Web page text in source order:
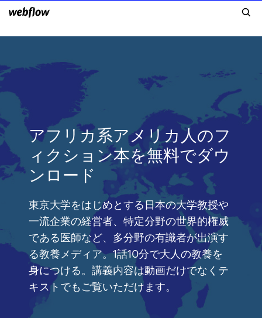
アフリカ系アメリカ人のフ
ィクション本を無料でダウ
ンロード
東京大学をはじめとする日本の大学教授や
一流企業の経営者、特定分野の世界的権威
である医師など、多分野の有識者が出演す
る教養メディア。1話10分で大人の教養を
身につける。講義内容は動画だけでなくテ
キストでもご覧いただけます。